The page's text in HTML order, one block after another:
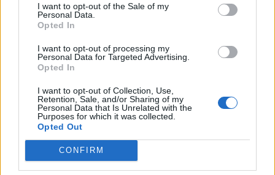
I want to opt-out of the Sale of my
Personal Data.
Opted In
I want to opt-out of processing my
Personal Data for Targeted Advertising.
Opted In
I want to opt-out of Collection, Use,
Retention, Sale, and/or Sharing of my
Personal Data that Is Unrelated with the
Purposes for which it was collected.
Opted Out
CONFIRM
aber die nennt sich
"Heart and Soul" also frei übersetzt "Herz und Seele" also
genau die Quest die McDoc oben aufgeführt hat
17 Oktober 2025
mcdoc
Forenfreak
Zitat von Thaurus006:
Ich meine die neue Quest in Oldfield